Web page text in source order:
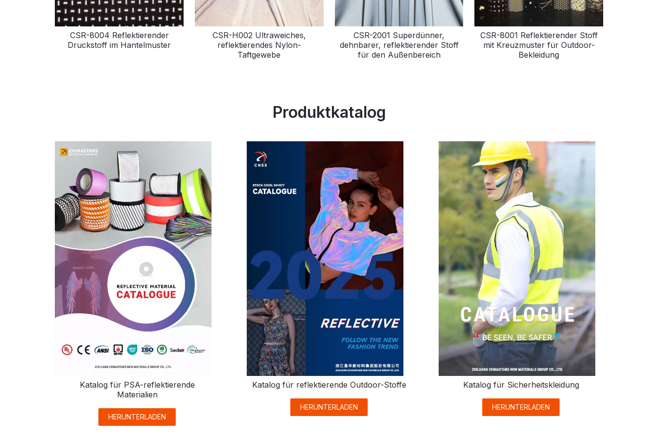
CSR-8004 Reflektierender
Druckstoff im Hantelmuster
CSR-H002 Ultraweiches,
reflektierendes Nylon-
Taftgewebe
CSR-2001 Superdünner,
dehnbarer, reflektierender Stoff
für den Außenbereich
CSR-8001 Reflektierender Stoff
mit Kreuzmuster für Outdoor-
Bekleidung
Produktkatalog
Katalog für PSA-reflektierende
Materialien
HERUNTERLADEN
Katalog für reflektierende Outdoor-Stoffe
HERUNTERLADEN
Katalog für Sicherheitskleidung
HERUNTERLADEN